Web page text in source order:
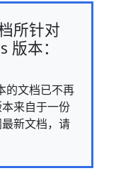
所针对
本：
的文档已不再
来自于一份
新文档，请